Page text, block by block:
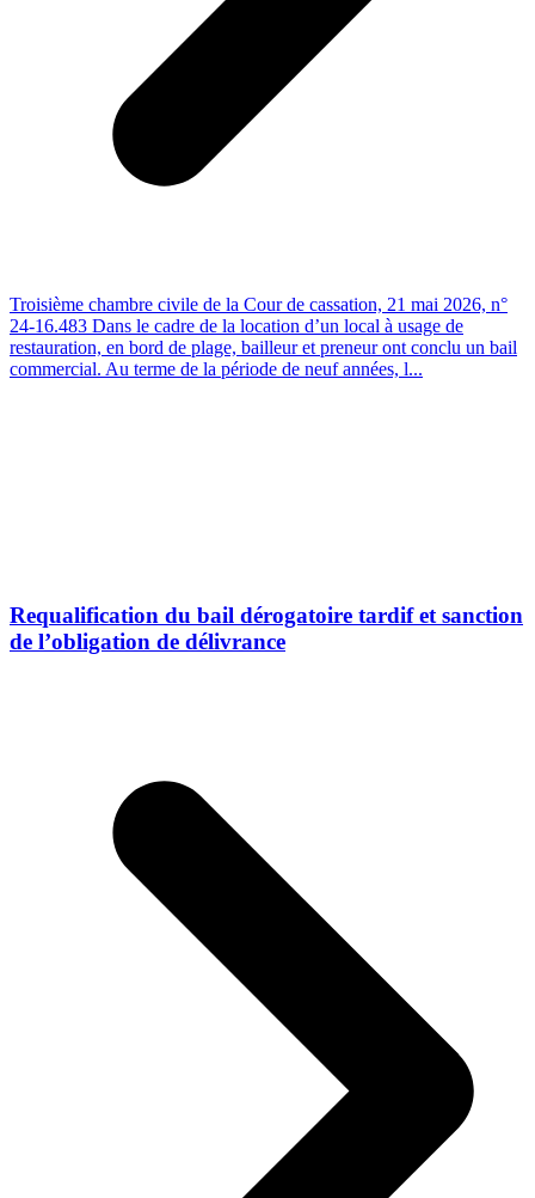
Troisième chambre civile de la Cour de cassation, 21 mai 2026, n°
24-16.483 Dans le cadre de la location d’un local à usage de
restauration, en bord de plage, bailleur et preneur ont conclu un bail
commercial. Au terme de la période de neuf années, l...
Requalification du bail dérogatoire tardif et sanction
de l’obligation de délivrance